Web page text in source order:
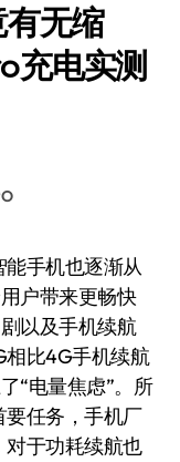
无缩
充电实测
户带来更畅快
以及手机续航
相比4G手机续航
“电量焦虑”。所
要任务，手机厂
于功耗续航也